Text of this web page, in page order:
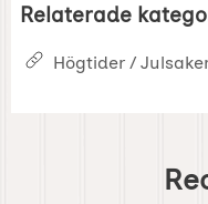
Relaterade
Högtider /